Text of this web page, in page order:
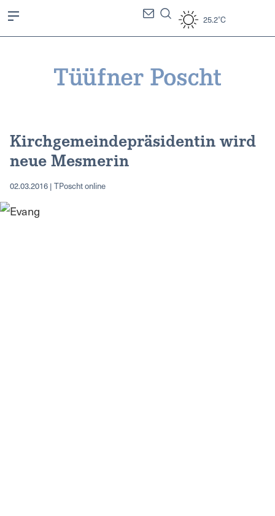
25.2°C
Kirchgemeindepräsidentin wird
neue Mesmerin
02.03.2016 | TPoscht online